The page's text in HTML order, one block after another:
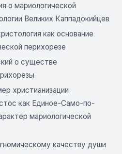
о мариологической
Великих Каппадокийцев
как основание
перихорезе
о существе
христианизации
как Единое-Само-по-
мариологической
качеству души